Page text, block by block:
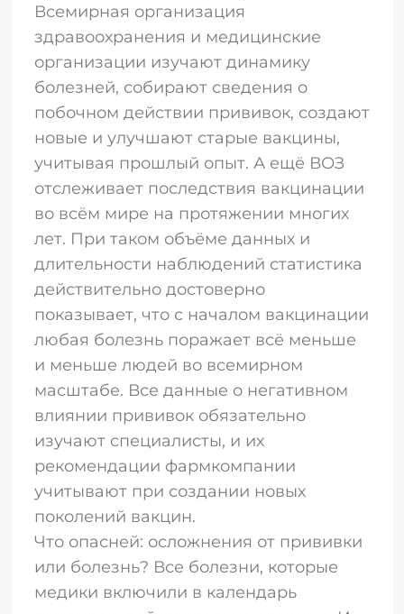
Всемирная организация
здравоохранения и медицинские
организации изучают динамику
болезней, собирают сведения о
побочном действии прививок, создают
новые и улучшают старые вакцины,
учитывая прошлый опыт. А ещё ВОЗ
отслеживает последствия вакцинации
во всём мире на протяжении многих
лет. При таком объёме данных и
длительности наблюдений статистика
действительно достоверно
показывает, что с началом вакцинации
любая болезнь поражает всё меньше
и меньше людей во всемирном
масштабе. Все данные о негативном
влиянии прививок обязательно
изучают специалисты, и их
рекомендации фармкомпании
учитывают при создании новых
поколений вакцин.
Что опасней: осложнения от прививки
или болезнь? Все болезни, которые
медики включили в календарь